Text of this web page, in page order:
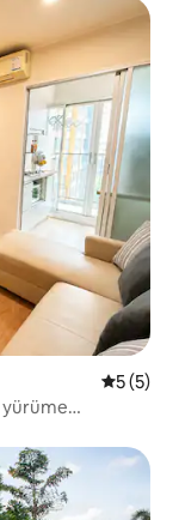
55 (5)
yürüme